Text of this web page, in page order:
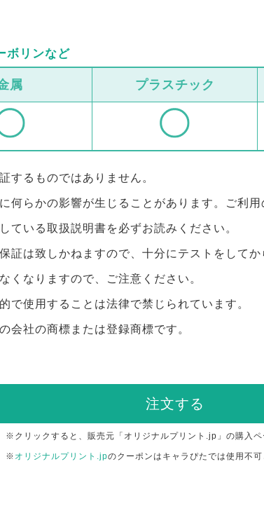
ボリンなど
属 プラスチック
するものではありません。
何らかの影響が生じることがあります。ご利
ている取扱説明書を必ずお読みください。
証は致しかねますので、十分にテストをしてか
くなりますので、ご注意ください。
で使用することは法律で禁じられています。
会社の商標または登録商標です。
注文する
※クリックすると、販売元「オリジナルプリント.jp」の購入ペ
※ オリジナルプリント.jpのクーポンはキャラぴたでは使用不可